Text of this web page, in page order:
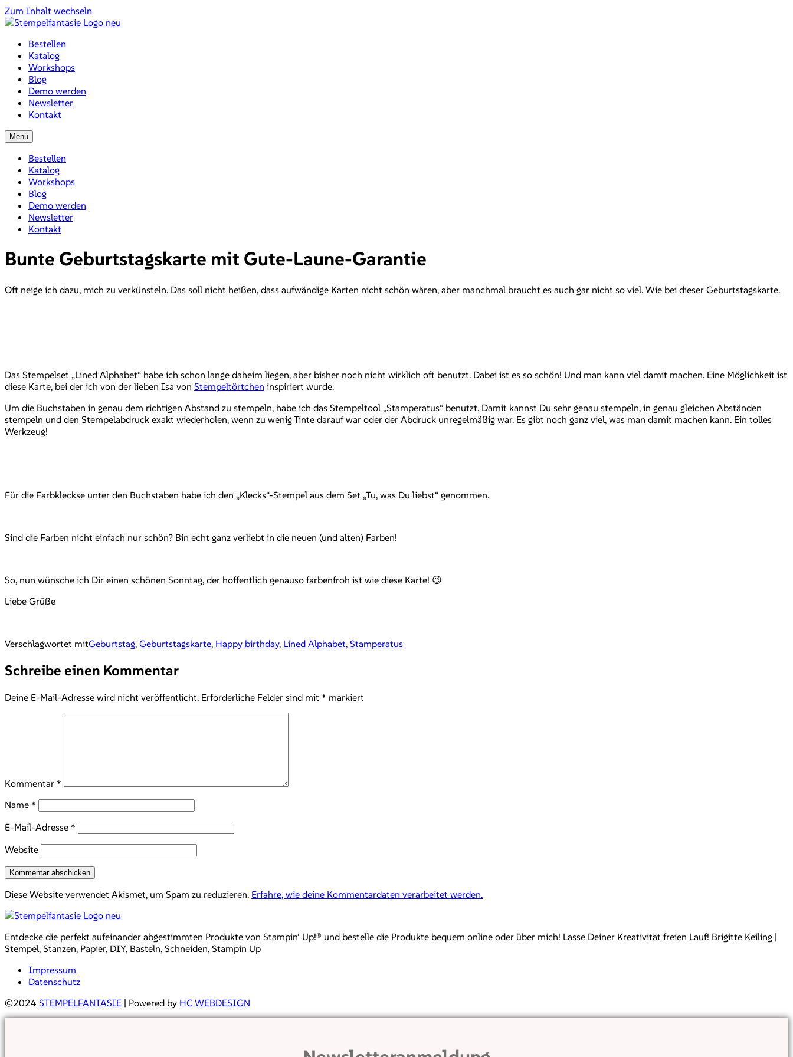
Zum Inhalt wechseln
Bestellen
Katalog
Workshops
Blog
Demo werden
Newsletter
Kontakt
Menü
Bestellen
Katalog
Workshops
Blog
Demo werden
Newsletter
Kontakt
Bunte Geburtstagskarte mit Gute-Laune-Garantie
Oft neige ich dazu, mich zu verkünsteln. Das soll nicht heißen, dass aufwändige Karten nicht schön wären, aber manchmal braucht es auch gar nicht so viel. Wie bei dieser Geburtstagskarte.
Das Stempelset „Lined Alphabet“ habe ich schon lange daheim liegen, aber bisher noch nicht wirklich oft benutzt. Dabei ist es so schön! Und man kann viel damit machen. Eine Möglichkeit ist
diese Karte, bei der ich von der lieben Isa von Stempeltörtchen inspiriert wurde.
Um die Buchstaben in genau dem richtigen Abstand zu stempeln, habe ich das Stempeltool „Stamperatus“ benutzt. Damit kannst Du sehr genau stempeln, in genau gleichen Abständen
stempeln und den Stempelabdruck exakt wiederholen, wenn zu wenig Tinte darauf war oder der Abdruck unregelmäßig war. Es gibt noch ganz viel, was man damit machen kann. Ein tolles
Werkzeug!
Für die Farbkleckse unter den Buchstaben habe ich den „Klecks“-Stempel aus dem Set „Tu, was Du liebst“ genommen.
Sind die Farben nicht einfach nur schön? Bin echt ganz verliebt in die neuen (und alten) Farben!
So, nun wünsche ich Dir einen schönen Sonntag, der hoffentlich genauso farbenfroh ist wie diese Karte! 😉
Liebe Grüße
Verschlagwortet mitGeburtstag, Geburtstagskarte, Happy birthday, Lined Alphabet, Stamperatus
Schreibe einen Kommentar
Deine E-Mail-Adresse wird nicht veröffentlicht. Erforderliche Felder sind mit * markiert
Kommentar *
Name *
E-Mail-Adresse *
Website
Diese Website verwendet Akismet, um Spam zu reduzieren. Erfahre, wie deine Kommentardaten verarbeitet werden.
Entdecke die perfekt aufeinander abgestimmten Produkte von Stampin‘ Up!® und bestelle die Produkte bequem online oder über mich! Lasse Deiner Kreativität freien Lauf! Brigitte Keiling |
Stempel, Stanzen, Papier, DIY, Basteln, Schneiden, Stampin Up
Impressum
Datenschutz
©2024 STEMPELFANTASIE | Powered by HC WEBDESIGN